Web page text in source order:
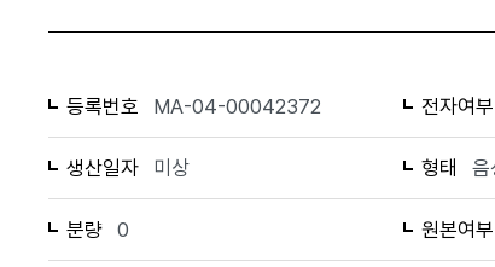
등록번호 MA-04-00042372 전자여부
생산일자 미상 형태 음
분량 0 원본여부